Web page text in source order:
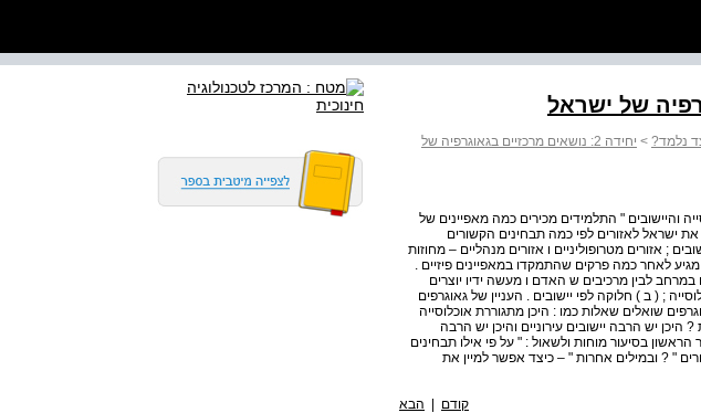
נלמד? >
יחידה 2: נושאים מרכזיים בגאוגרפיה של
והיישובים " התלמידים מכירים כמה מאפיינים של
את ישראל לאזורים לפי כמה תבחינים הקשורים
; אזורים מטרופוליניים ו אזורים מנהליים – מחוזות
לאחר כמה פרקים שהתמקדו במאפיינים פיזיים .
במרחב לבין מרכיבים ש האדם ו מעשה ידיו יוצרים
; ( ב ) חלוקה לפי יישובים . העניין של גאוגרפים
שואלים שאלות כמו : היכן מתגוררת אוכלוסייה
היכן יש הרבה יישובים עירוניים והיכן יש הרבה
בסיעור מוחות ולשאול : " על פי אילו תבחינים
" ? ובמילים אחרות " – כיצד אפשר למיין את
קודם | הבא